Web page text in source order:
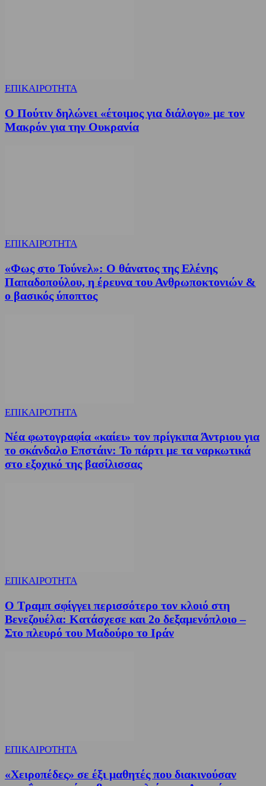
ΕΠΙΚΑΙΡΟΤΗΤΑ
Ο Πούτιν δηλώνει «έτοιμος για διάλογο» με τον
Μακρόν για την Ουκρανία
ΕΠΙΚΑΙΡΟΤΗΤΑ
«Φως στο Τούνελ»: Ο θάνατος της Ελένης
Παπαδοπούλου, η έρευνα του Ανθρωποκτονιών &
ο βασικός ύποπτος
ΕΠΙΚΑΙΡΟΤΗΤΑ
Νέα φωτογραφία «καίει» τον πρίγκιπα Άντριου για
το σκάνδαλο Επστάιν: Το πάρτι με τα ναρκωτικά
στο εξοχικό της βασίλισσας
ΕΠΙΚΑΙΡΟΤΗΤΑ
Ο Τραμπ σφίγγει περισσότερο τον κλοιό στη
Βενεζουέλα: Κατάσχεσε και 2ο δεξαμενόπλοιο –
Στο πλευρό του Μαδούρο το Ιράν
ΕΠΙΚΑΙΡΟΤΗΤΑ
«Χειροπέδες» σε έξι μαθητές που διακινούσαν